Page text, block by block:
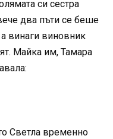
си сестра
два пъти се беше
винаги виновник
Майка им, Тамара
Светла временно